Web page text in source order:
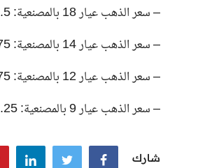
– سعر الذهب عيار 18 بالمصنعية: 4878.5 جنيه للبيع، و4835.75 جنيه للشراء.
– سعر الذهب عيار 14 بالمصنعية: 3816.75 جنيه للبيع، و3783.25 جنيه للشراء.
– سعر الذهب عيار 12 بالمصنعية: 3285.75 جنيه للبيع، و3257.25 جنيه للشراء.
– سعر الذهب عيار 9 بالمصنعية: 2489.25 جنيه للبيع، و2467.75 جنيه للشراء.
شارك